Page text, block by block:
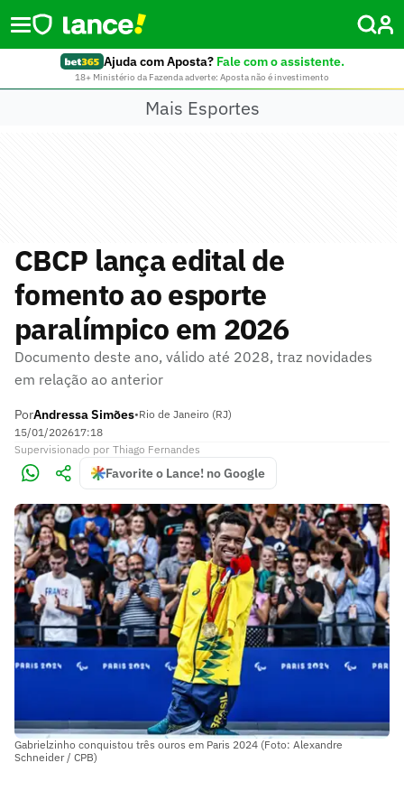
Ajuda com Aposta? Fale com o assistente.
18+ Ministério da Fazenda adverte: Aposta não é investimento
Mais Esportes
CBCP lança edital de
fomento ao esporte
paralímpico em 2026
Documento deste ano, válido até 2028, traz novidades
em relação ao anterior
PorAndressa Simões•Rio de Janeiro (RJ)
15/01/202617:18
Supervisionado por Thiago Fernandes
Favorite o Lance! no Google
Gabrielzinho conquistou três ouros em Paris 2024 (Foto: Alexandre
Schneider / CPB)